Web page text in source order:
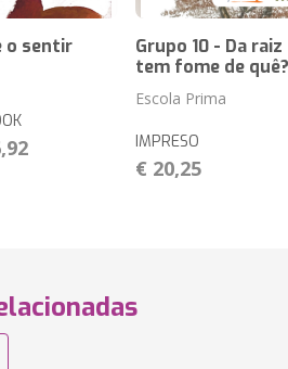
o sentir
Grupo 10 - Da
tem fome de quê?
Escola Prima
IMPRESO
€ 20,25